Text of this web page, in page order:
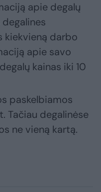
apie degalų
kiekvieną darbo
apie savo
kainas iki 10
paskelbiamos
Tačiau degalinėse
ne vieną kartą.